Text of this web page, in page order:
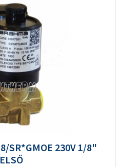
SR*GMOE 230V 1/8"